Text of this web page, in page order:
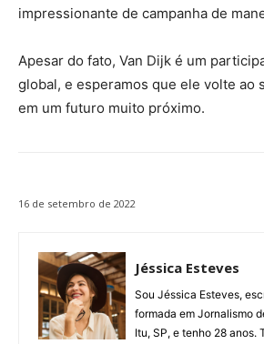
impressionante de campanha de
Apesar do fato, Van Dijk é um
global, e esperamos que ele volte ao
em um futuro muito próximo.
16 de setembro de 2022
Jéssica Esteves
Sou Jéssica Esteves,
formada em Jornalismo
Itu, SP, e tenho 28 anos.